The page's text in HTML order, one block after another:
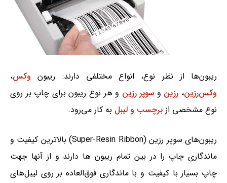
ریبون‌ها از نظر نوع، انواع مختلفی دارند: ریبون وکس،
وکس‌رزین، رزین و سوپر رزین و هر نوع ریبون برای چاپ بر روی
نوع مشخصی از برچسب و لیبل به کار می‌رود.
ریبون‌های سوپر رزین (Super-Resin Ribbon) بالاترین کیفیت و
ماندگاری چاپ را در بین تمام ریبون ها دارند و از آنها جهت
چاپ بسیار با کیفیت و با ماندگاری فوق‌العاده بر روی لیبل‌های